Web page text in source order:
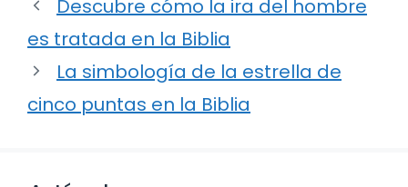
Descubre cómo la ira del hombre
es tratada en la Biblia
La simbología de la estrella de
cinco puntas en la Biblia